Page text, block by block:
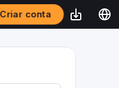
Criar conta